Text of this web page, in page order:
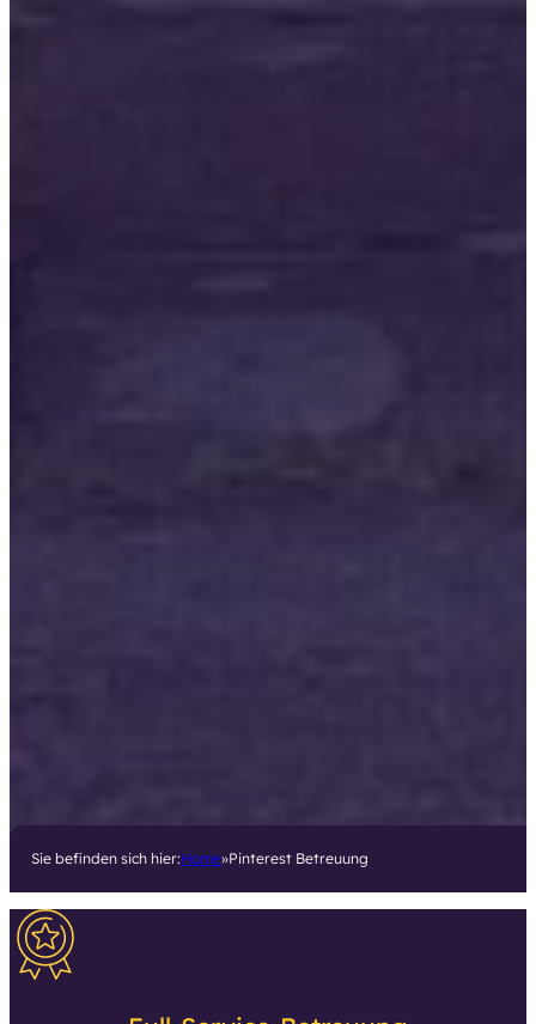
Sie befinden sich hier:Home Pinterest Betreuung